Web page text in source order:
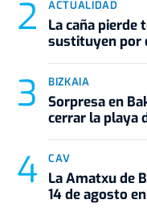
ACTUALIDAD
La caña pierde
sustituyen por
BIZKAIA
Sorpresa en
cerrar la playa
CAV
La Amatxu de
14 de agosto